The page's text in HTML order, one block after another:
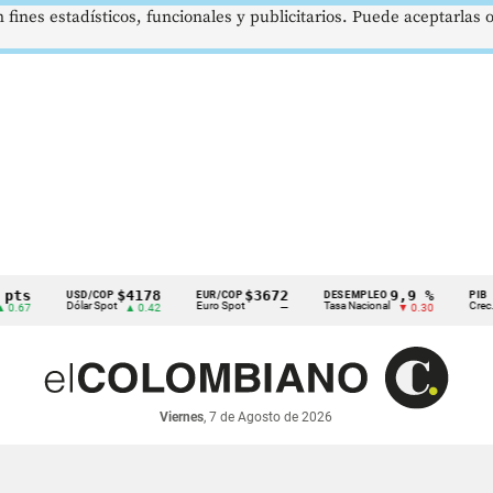
USD/COP
Dólar Spot
$4178
▲ 0.42
EUR/COP
Euro Spot
$3672 DESEMPLEO
Tasa Nacional
9,9 %
▼ 0.30 Crec. Anual
Viernes, 7 de Agosto de 2026
estadísticos, funcionales y publicitarios. Puede aceptarlas